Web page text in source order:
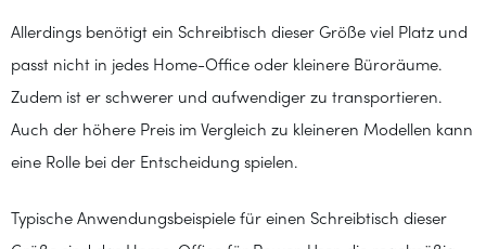
Allerdings benötigt ein Schreibtisch dieser Größe viel Platz und
passt nicht in jedes Home-Office oder kleinere Büroräume.
Zudem ist er schwerer und aufwendiger zu transportieren.
Auch der höhere Preis im Vergleich zu kleineren Modellen kann
eine Rolle bei der Entscheidung spielen.
Typische Anwendungsbeispiele für einen Schreibtisch dieser